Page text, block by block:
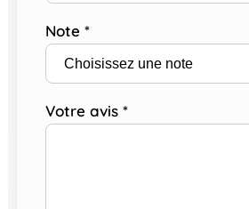
Note *
Votre avis *